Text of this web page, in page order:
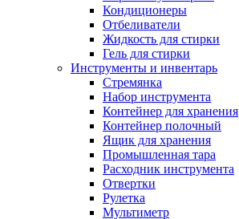
Кондиционеры
Отбеливатели
Жидкость для стирки
Гель для стирки
Инструменты и инвентарь
Стремянка
Набор инструмента
Контейнер для хранения
Контейнер полочный
Ящик для хранения
Промышленная тара
Расходник инструмента
Отвертки
Рулетка
Мультиметр